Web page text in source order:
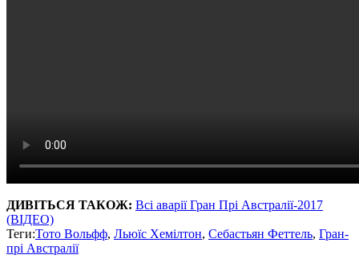
ДИВІТЬСЯ ТАКОЖ: Всі аварії Гран Прі Австралії-2017
(ВІДЕО)
Теги:Тото Вольфф, Льюїс Хемілтон, Себастьян Феттель, Гран-
прі Австралії